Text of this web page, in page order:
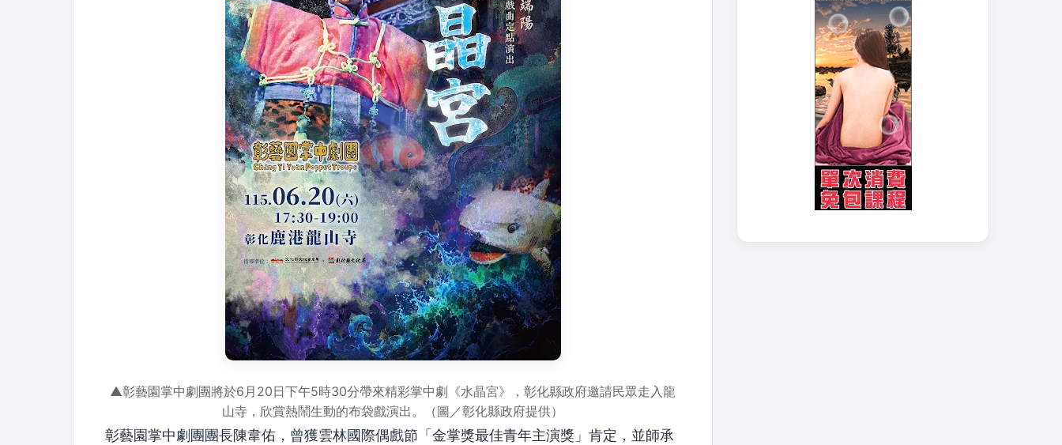
▲彰藝園掌中劇團將於6月20日下午5時30分帶來精彩掌中劇《水晶宮》，彰化縣政府邀請民眾走入龍
山寺，欣賞熱鬧生動的布袋戲演出。（圖／彰化縣政府提供）
彰藝園掌中劇團團長陳韋佑，曾獲雲林國際偶戲節「金掌獎最佳青年主演獎」肯定，並師承